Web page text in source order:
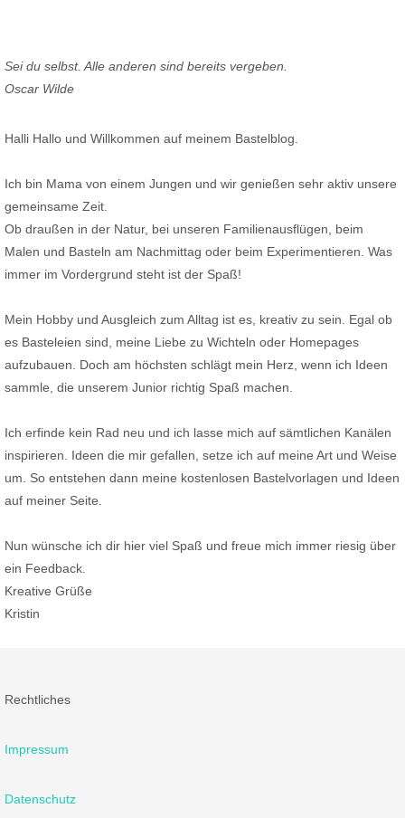
Sei du selbst. Alle anderen sind bereits vergeben.
Oscar Wilde
Halli Hallo und Willkommen auf meinem Bastelblog.
Ich bin Mama von einem Jungen und wir genießen sehr aktiv unsere
gemeinsame Zeit.
Ob draußen in der Natur, bei unseren Familienausflügen, beim
Malen und Basteln am Nachmittag oder beim Experimentieren. Was
immer im Vordergrund steht ist der Spaß!
Mein Hobby und Ausgleich zum Alltag ist es, kreativ zu sein. Egal ob
es Basteleien sind, meine Liebe zu Wichteln oder Homepages
aufzubauen. Doch am höchsten schlägt mein Herz, wenn ich Ideen
sammle, die unserem Junior richtig Spaß machen.
Ich erfinde kein Rad neu und ich lasse mich auf sämtlichen Kanälen
inspirieren. Ideen die mir gefallen, setze ich auf meine Art und Weise
um. So entstehen dann meine kostenlosen Bastelvorlagen und Ideen
auf meiner Seite.
Nun wünsche ich dir hier viel Spaß und freue mich immer riesig über
ein Feedback.
Kreative Grüße
Kristin
Rechtliches
Impressum
Datenschutz